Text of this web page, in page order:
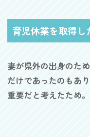
育児休業を取得し
妻が県外の出身のた
だけであったのもあ
重要だと考えたため。